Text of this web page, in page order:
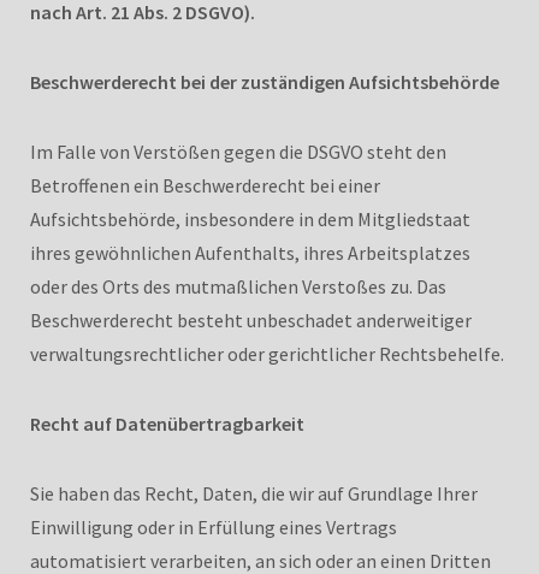
nach Art. 21 Abs. 2 DSGVO).
Beschwerderecht bei der zuständigen Aufsichtsbehörde
Im Falle von Verstößen gegen die DSGVO steht den
Betroffenen ein Beschwerderecht bei einer
Aufsichtsbehörde, insbesondere in dem Mitgliedstaat
ihres gewöhnlichen Aufenthalts, ihres Arbeitsplatzes
oder des Orts des mutmaßlichen Verstoßes zu. Das
Beschwerderecht besteht unbeschadet anderweitiger
verwaltungsrechtlicher oder gerichtlicher Rechtsbehelfe.
Recht auf Datenübertragbarkeit
Sie haben das Recht, Daten, die wir auf Grundlage Ihrer
Einwilligung oder in Erfüllung eines Vertrags
automatisiert verarbeiten, an sich oder an einen Dritten